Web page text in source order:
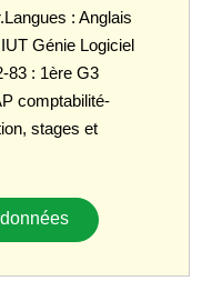
: Anglais
Génie Logiciel
83 : 1ère G3
comptabilité-
stages et